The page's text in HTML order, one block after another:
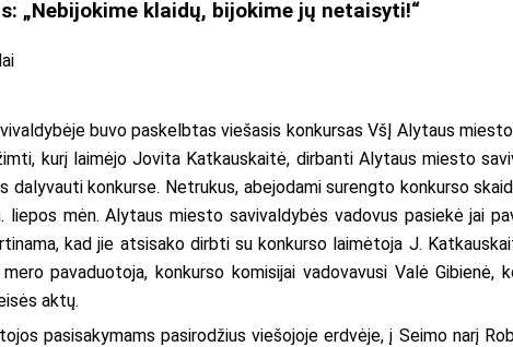
„Nebijokime klaidų, bijokime jų netaisyti!“
buvo paskelbtas viešasis konkursas VšĮ Alytaus
kurį laimėjo Jovita Katkauskaitė, dirbanti Alytaus miesto
konkurse. Netrukus, abejodami surengto konkurso
liepos mėn. Alytaus miesto savivaldybės vadovus pasiekė jai
kad jie atsisako dirbti su konkurso laimėtoja J.
pavaduotoja, konkurso komisijai vadovavusi Valė
aktų.
pasisakymams pasirodžius viešojoje erdvėje, į Seimo narį